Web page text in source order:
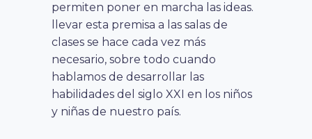
permiten poner en marcha las ideas.
llevar esta premisa a las salas de
clases se hace cada vez más
necesario, sobre todo cuando
hablamos de desarrollar las
habilidades del siglo XXI en los niños
y niñas de nuestro país.